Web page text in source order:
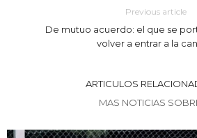
Previous article
De mutuo acuerdo: el que se
volver a entrar a la
ARTICULOS
MAS NOTICIAS